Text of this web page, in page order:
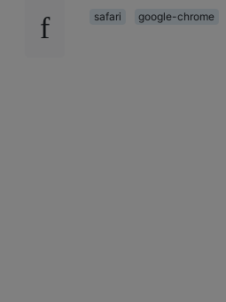
safari
google-chrome